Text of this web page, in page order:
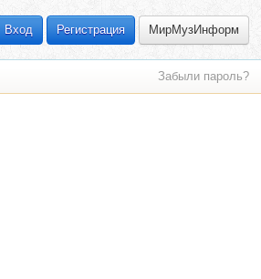
Вход Регистрация МирМузИнформ
Забыли пароль?